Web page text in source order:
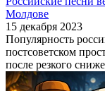
Молдове
15 декабря 2023
Популярность
постсоветском
после резкого